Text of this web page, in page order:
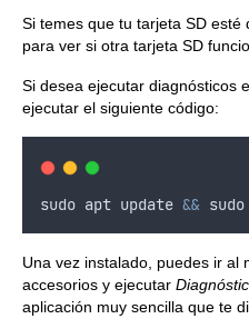
Si temes que tu tarjeta SD
para ver si otra tarjeta SD
Si desea ejecutar diagnósticos
ejecutar el siguiente código:
sudo apt update && sudo
Una vez instalado, puedes ir al
accesorios y ejecutar
aplicación muy sencilla que te